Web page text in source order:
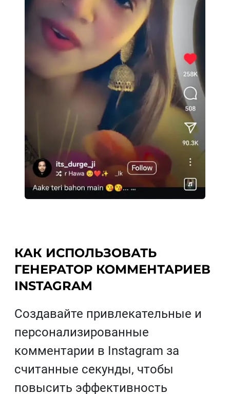
КАК ИСПОЛЬЗОВАТЬ
ГЕНЕРАТОР КОММЕНТАРИЕВ
INSTAGRAM
Создавайте привлекательные и
персонализированные
комментарии в Instagram за
считанные секунды, чтобы
повысить эффективность